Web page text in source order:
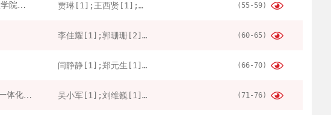
创新创业环境下纺织类高校人才培养路径探索——以河南工程学院纺织工程学院为例 贾琳[1];王西贤[1];边立然[1];韩朝锋[1] (55-59)
李佳耀[1];郭珊珊[2];冯波[2] (60-65)
闫静静[1];郑元生[1];李庭晓[1];王纯[1];薛昊龙[1];冀大伟[1];孙光武[1] (66-70)
“大思政课”视域下纺织特色高校“五老”参与大中小学思政教育一体化的系统建构 吴小军[1];刘维巍[1];陈维亚[1] (71-76)